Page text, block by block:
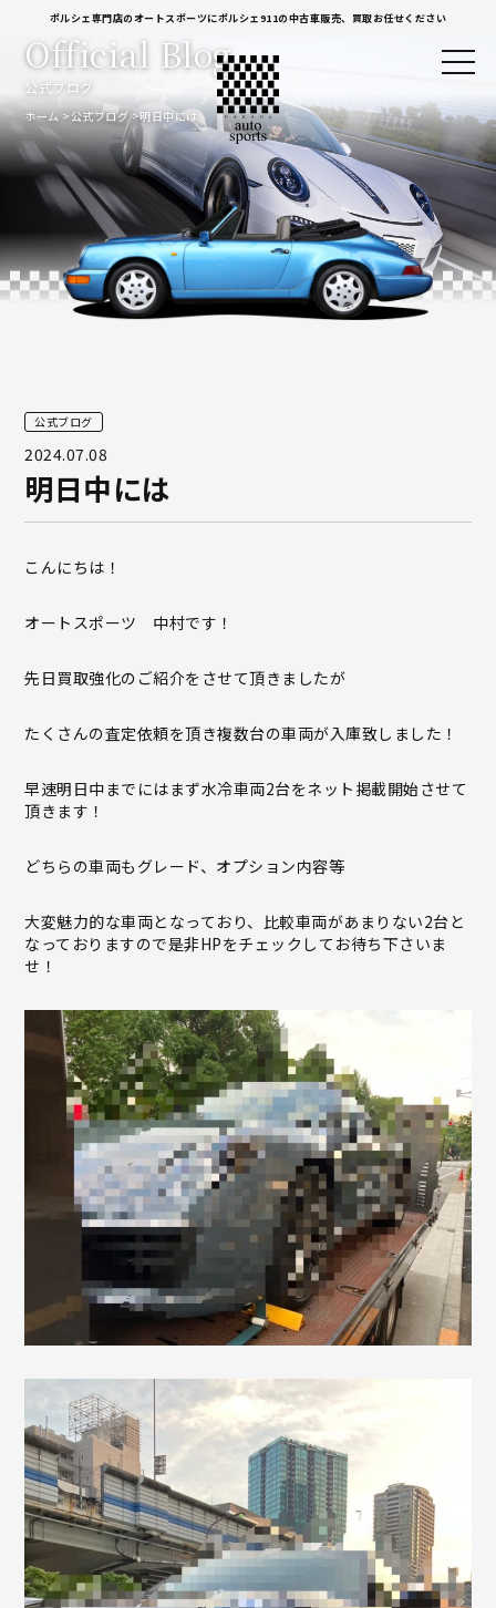
ポルシェ専門店のオートスポーツにポルシェ911の中古車販売、買取お任せください
公式ブログ
Official Blog
ホーム 公式ブログ 明日中には
公式ブログ
2024.07.08
明日中には
こんにちは！
オートスポーツ 中村です！
先日買取強化のご紹介をさせて頂きましたが
たくさんの査定依頼を頂き複数台の車両が入庫致しました！
早速明日中までにはまず水冷車両2台をネット掲載開始させて
頂きます！
どちらの車両もグレード、オプション内容等
大変魅力的な車両となっており、比較車両があまりない2台と
なっておりますので是非HPをチェックしてお待ち下さいま
せ！